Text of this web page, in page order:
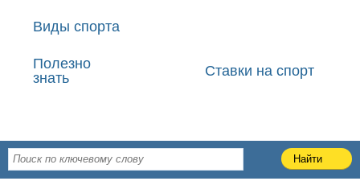
Виды спорта
Полезно
знать
Ставки на спорт